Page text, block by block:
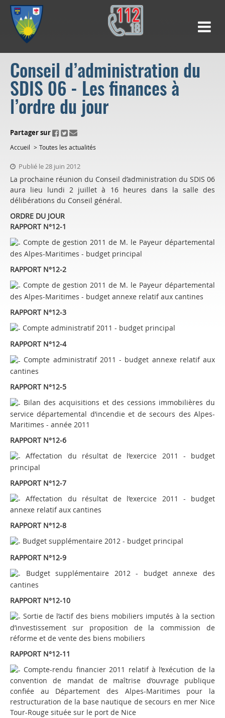
Conseil d’administration du
SDIS 06 - Les finances à
l’ordre du jour
ui.fo.accessibility.echappement.partage
Partager sur
Accueil Toutes les actualités
Publié le 28 juin 2012
La prochaine réunion du Conseil d’administration du SDIS 06
aura lieu lundi 2 juillet à 16 heures dans la salle des
délibérations du Conseil général.
ORDRE DU JOUR
RAPPORT N°12-1
Compte de gestion 2011 de M. le Payeur départemental
des Alpes-Maritimes - budget principal
RAPPORT N°12-2
Compte de gestion 2011 de M. le Payeur départemental
des Alpes-Maritimes - budget annexe relatif aux cantines
RAPPORT N°12-3
Compte administratif 2011 - budget principal
RAPPORT N°12-4
Compte administratif 2011 - budget annexe relatif aux
cantines
RAPPORT N°12-5
Bilan des acquisitions et des cessions immobilières du
service départemental d’incendie et de secours des Alpes-
Maritimes - année 2011
RAPPORT N°12-6
Affectation du résultat de l’exercice 2011 - budget
principal
RAPPORT N°12-7
Affectation du résultat de l’exercice 2011 - budget
annexe relatif aux cantines
RAPPORT N°12-8
Budget supplémentaire 2012 - budget principal
RAPPORT N°12-9
Budget supplémentaire 2012 - budget annexe des
cantines
RAPPORT N°12-10
Sortie de l’actif des biens mobiliers imputés à la section
d’investissement sur proposition de la commission de
réforme et de vente des biens mobiliers
RAPPORT N°12-11
Compte-rendu financier 2011 relatif à l’exécution de la
convention de mandat de maîtrise d’ouvrage publique
confiée au Département des Alpes-Maritimes pour la
restructuration de la base nautique de secours en mer Nice
Tour-Rouge située sur le port de Nice